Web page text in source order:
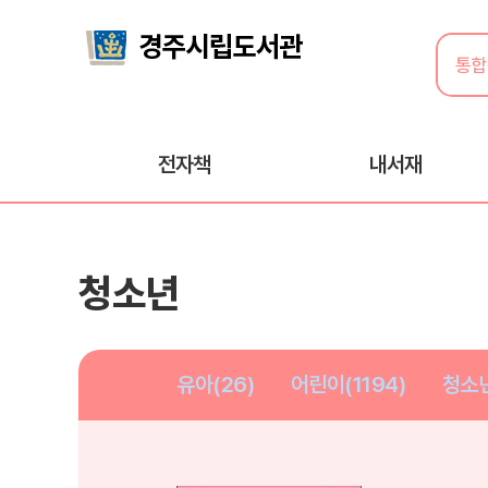
전자책 내서재
청소년
유아(26) 어린이(1194) 청